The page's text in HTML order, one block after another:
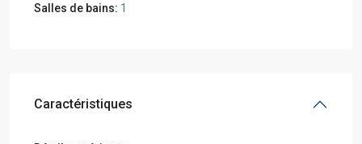
Salles de bains: 1
Caractéristiques